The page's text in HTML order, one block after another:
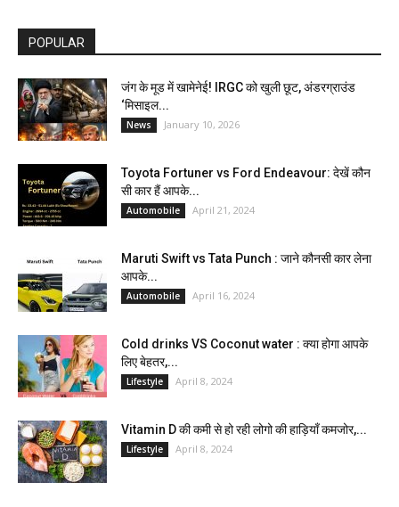
POPULAR
जंग के मूड में खामेनेई! IRGC को खुली छूट, अंडरग्राउंड
‘मिसाइल...
News January 10, 2026
Toyota Fortuner vs Ford Endeavour: देखें कौन
सी कार हैं आपके...
Automobile April 21, 2024
Maruti Swift vs Tata Punch : जाने कौनसी कार लेना
आपके...
Automobile April 16, 2024
Cold drinks VS Coconut water : क्या होगा आपके
लिए बेहतर,...
Lifestyle April 8, 2024
Vitamin D की कमी से हो रही लोगो की हाड़ियाँ कमजोर,...
Lifestyle April 8, 2024